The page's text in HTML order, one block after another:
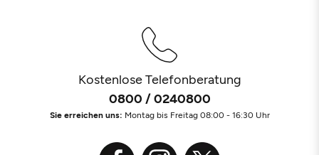
Kostenlose Telefonberatung
0800 / 0240800
Sie erreichen uns: Montag bis Freitag 08:00 - 16:30 Uhr